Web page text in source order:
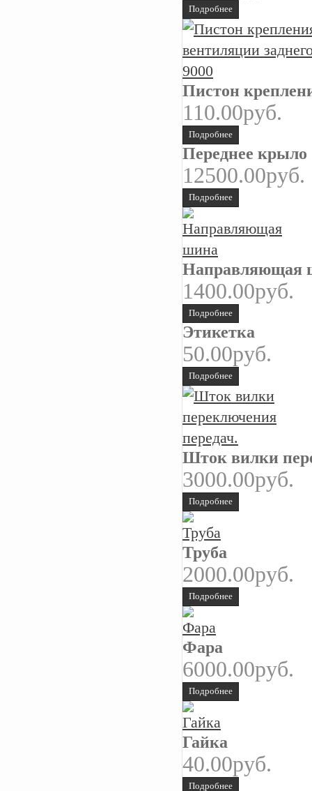
Подробнее
Пистон
110.00руб.
Подробнее
Переднее крыло
12500.00руб.
Подробнее
Направляющая
1400.00руб.
Подробнее
Этикетка
50.00руб.
Подробнее
Шток вилки
3000.00руб.
Подробнее
Труба
2000.00руб.
Подробнее
Фара
6000.00руб.
Подробнее
Гайка
40.00руб.
Подробнее